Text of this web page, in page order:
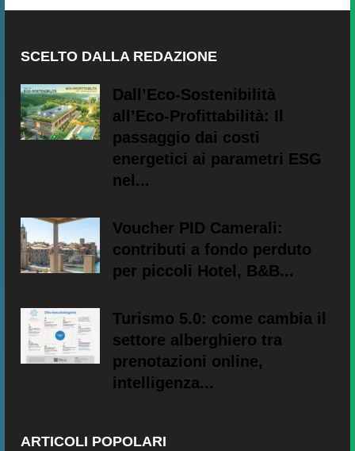
SCELTO DALLA REDAZIONE
Dall’Eco-Sostenibilità
all’Eco-Profittabilità: Il
passaggio dai costi
energetici ai parametri ESG
nel...
Voucher PID Camerali:
contributi a fondo perduto
per piccoli Hotel, B&B...
Turismo 5.0: come cambia il
settore alberghiero tra
prenotazioni online,
intelligenza...
ARTICOLI POPOLARI